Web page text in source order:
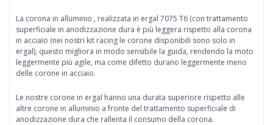
La corona in alluminio , realizzata in ergal 7075 T6 (con trattamento
superficiale in anodizzazione dura è più leggera rispetto alla corona
in acciaio (nei nostri kit racing le corone disponibili sono solo in
ergal), questo migliora in modo sensibile la guida, rendendo la moto
leggermente più agile, ma come difetto durano leggermente meno
delle corone in acciaio.
Le nostre corone in ergal hanno una durata superiore rispetto alle
altre corone in alluminio a fronte del trattamento superficiale di
anodizzazione dura che rallenta il consumo della corona.